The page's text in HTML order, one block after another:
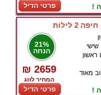
פרטי הדיל
לילות
21%
הנחה
₪ 2659
המחיר לזוג
פרטי הדיל
מאוד